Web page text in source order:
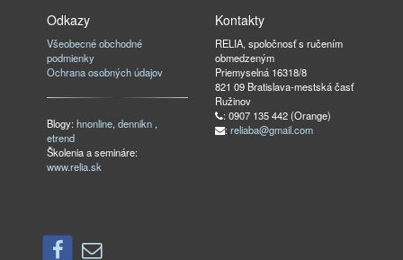
Odkazy
Všeobecné obchodné
podmienky
Ochrana osobných údajov
Blogy:hnonline,dennikn ,
etrend
Školenia a semináre:
www.relia.sk
Kontakty
RELIA, spoločnosť s ručením
obmedzeným
Priemyselná 16318/8
821 09 Bratislava-mestská časť
Ružinov
: 0907 135 442 (Orange)
: reliaba@gmail.com